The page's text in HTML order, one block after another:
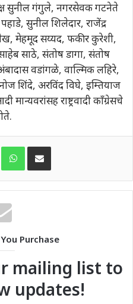
सुनील गंगुले, नगरसेवक गटनेते
सुनील शिलेदार, राजेंद्र
मेहमूद सय्यद, फकीर कुरेशी,
साठे, संतोष डागा, संतोष
वडांगळे, वाल्मिक लहिरे,
शिंदे, अरविंद विघे, इम्तियाज
मान्यवरांसह राष्ट्रवादी कॉंग्रेसचे
WhatsAppShare via Email
Purchase
mailing list to
updates!